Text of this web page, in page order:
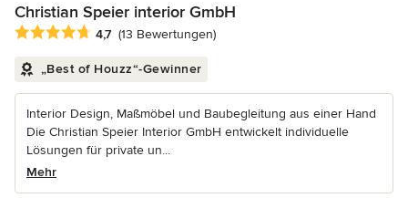
Christian Speier interior GmbH
Durchschnittliche Bewertung: 4.7 von 5 Sternen
4,7 (13 Bewertungen)
„Best of Houzz“-Gewinner
Interior Design, Maßmöbel und Baubegleitung aus einer Hand
Die Christian Speier Interior GmbH entwickelt individuelle
Lösungen für private un...
Mehr